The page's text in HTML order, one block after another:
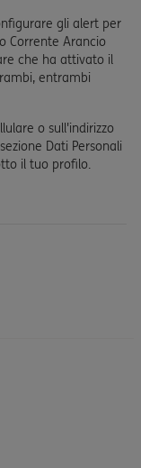
gli alert per
Corrente Arancio
che ha attivato il
entrambi
o sull'indirizzo
Dati Personali
il tuo profilo.